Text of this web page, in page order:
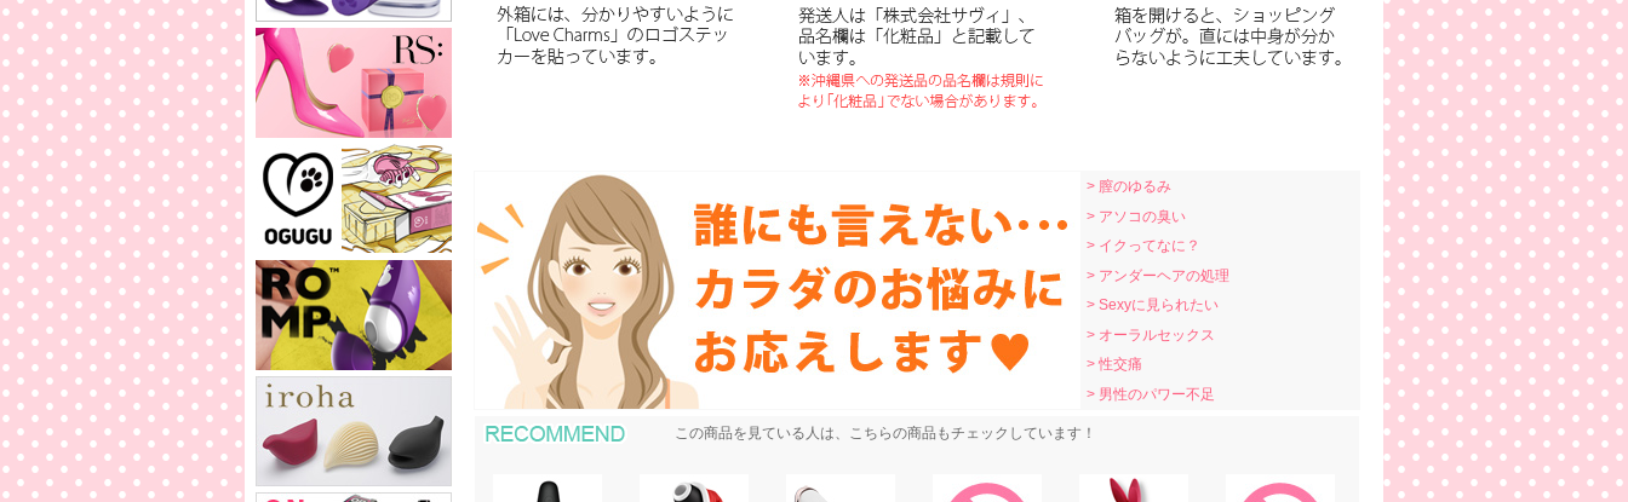
> 膣のゆるみ
> アソコの臭い
> イクってなに？
> アンダーヘアの処理
> Sexyに見られたい
> オーラルセックス
> 性交痛
> 男性のパワー不足
おすすめ商品
この商品を見ている人は、こちらの商品もチェックしています！